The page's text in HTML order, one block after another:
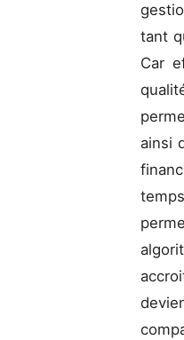
tant
Car
ainsi